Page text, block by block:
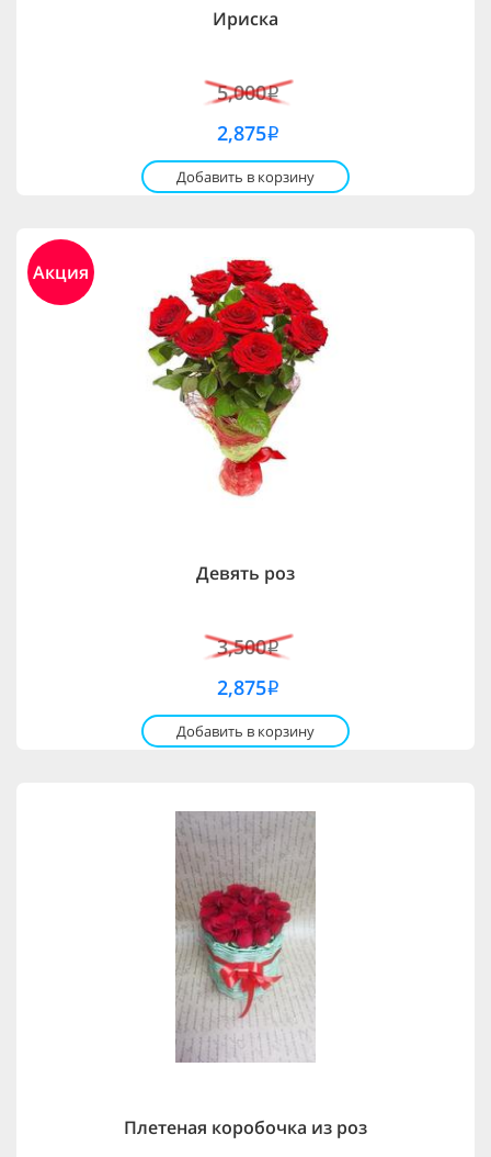
Ириска
5,000i
2,875i
Добавить в корзину
Акция
Девять роз
3,500i
2,875i
Добавить в корзину
Плетеная коробочка из роз